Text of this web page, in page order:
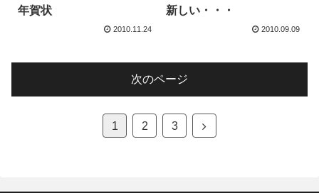
年賀状
2010.11.24
新しい・・・
2010.09.09
次のページ
1 2 3
次